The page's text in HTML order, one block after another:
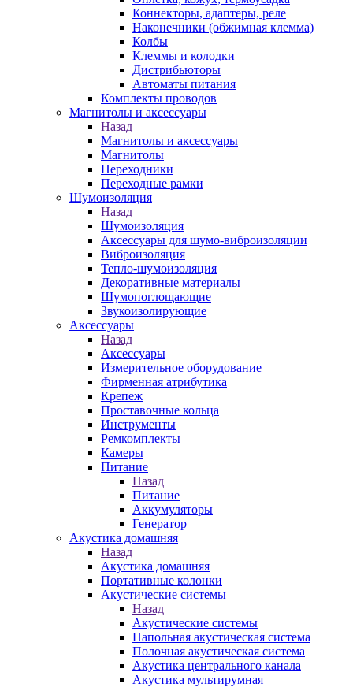
Коннекторы, адаптеры, реле
Наконечники (обжимная клемма)
Колбы
Клеммы и колодки
Дистрибьюторы
Автоматы питания
Комплекты проводов
Магнитолы и аксессуары
Назад
Магнитолы и аксессуары
Магнитолы
Переходники
Переходные рамки
Шумоизоляция
Назад
Шумоизоляция
Аксессуары для шумо-виброизоляции
Виброизоляция
Тепло-шумоизоляция
Декоративные материалы
Шумопоглощающие
Звукоизолирующие
Аксессуары
Назад
Аксессуары
Измерительное оборудование
Фирменная атрибутика
Крепеж
Проставочные кольца
Инструменты
Ремкомплекты
Камеры
Питание
Назад
Питание
Аккумуляторы
Генератор
Акустика домашняя
Назад
Акустика домашняя
Портативные колонки
Акустические системы
Назад
Акустические системы
Напольная акустическая система
Полочная акустическая система
Акустика центрального канала
Акустика мультирумная